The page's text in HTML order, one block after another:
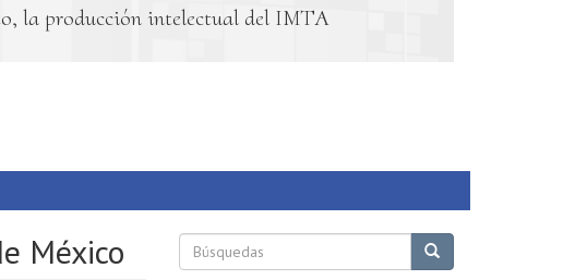
la producción intelectual del IMTA
México